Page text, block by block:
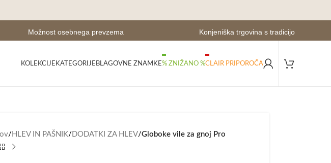
Možnost osebnega prevzema Konjeniška trgovina s tradicijo
KOLEKCIJE KATEGORIJE BLAGOVNE ZNAMKE% ZNIŽANO %CLAIR PRIPOROČA
/ HLEV IN PAŠNIK/ DODATKI ZA HLEV/Globoke vile za gnoj Pro